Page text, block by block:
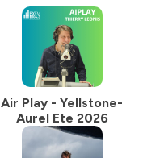
Air Play - Yellstone-
Aurel Ete 2026